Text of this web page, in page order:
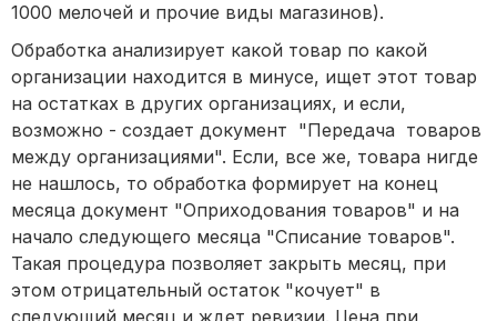
1000 мелочей и прочие виды магазинов).
Обработка анализирует какой товар по какой
организации находится в минусе, ищет этот товар
на остатках в других организациях, и если,
возможно - создает документ "Передача товаров
между организациями". Если, все же, товара нигде
не нашлось, то обработка формирует на конец
месяца документ "Оприходования товаров" и на
начало следующего месяца "Списание товаров".
Такая процедура позволяет закрыть месяц, при
этом отрицательный остаток "кочует" в